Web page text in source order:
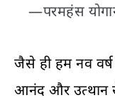
—परमहंस
जैसे ही हम नव
आनंद और उत्थान